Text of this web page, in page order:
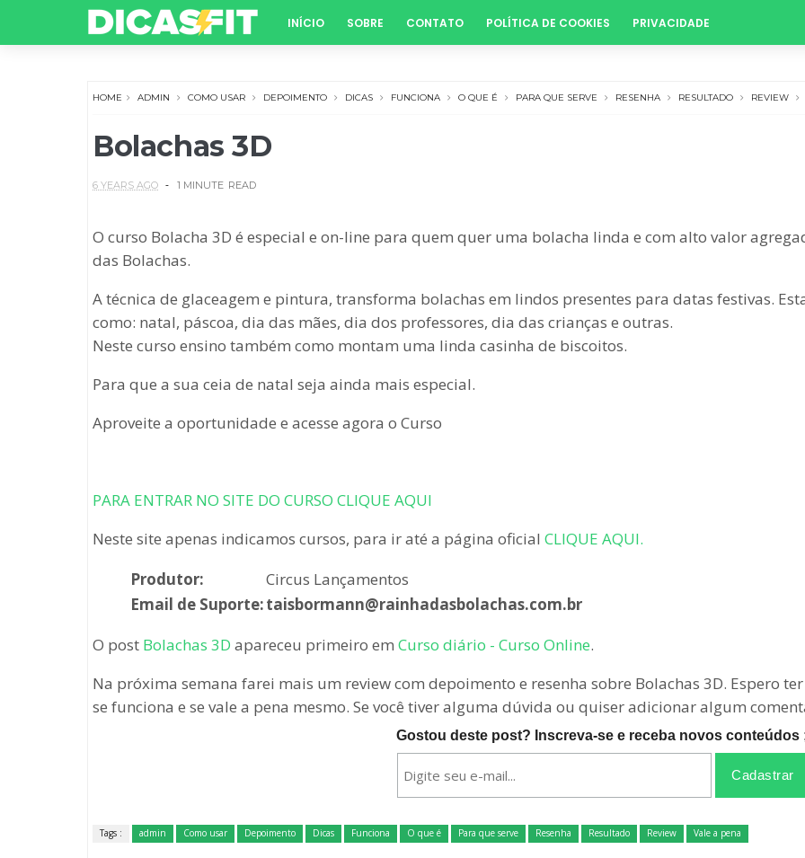
INÍCIO SOBRE CONTATO POLÍTICA DE COOKIES PRIVACIDADE
HOME ADMIN COMO USAR DEPOIMENTO DICAS FUNCIONA O QUE É PARA QUE SERVE RESENHA RESULTADO REVIEW
Bolachas 3D
6 YEARS AGO 1 MINUTE READ
O curso Bolacha 3D é especial e on-line para quem quer uma bolacha linda e com alto valor
das Bolachas.
A técnica de glaceagem e pintura, transforma bolachas em lindos presentes para datas festivas.
como: natal, páscoa, dia das mães, dia dos professores, dia das crianças e outras.
Neste curso ensino também como montam uma linda casinha de biscoitos.
Para que a sua ceia de natal seja ainda mais especial.
Aproveite a oportunidade e acesse agora o Curso
PARA ENTRAR NO SITE DO CURSO CLIQUE AQUI
Neste site apenas indicamos cursos, para ir até a página oficial CLIQUE AQUI.
Produtor:
Circus Lançamentos
Email de Suporte:taisbormann@rainhadasbolachas.com.br
O post Bolachas 3D apareceu primeiro em Curso diário - Curso Online.
Na próxima semana farei mais um review com depoimento e resenha sobre Bolachas 3D. Espero
se funciona e se vale a pena mesmo. Se você tiver alguma dúvida ou quiser adicionar algum
Gostou deste post? Inscreva-se e receba novos conteúdos
Tags : admin Como usar Depoimento Dicas Funciona O que é Para que serve Resenha Resultado Review Vale a pena